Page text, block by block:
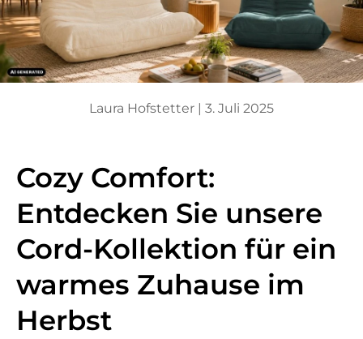
Laura Hofstetter | 3. Juli 2025
Cozy Comfort:
Entdecken Sie unsere
Cord-Kollektion für ein
warmes Zuhause im
Herbst